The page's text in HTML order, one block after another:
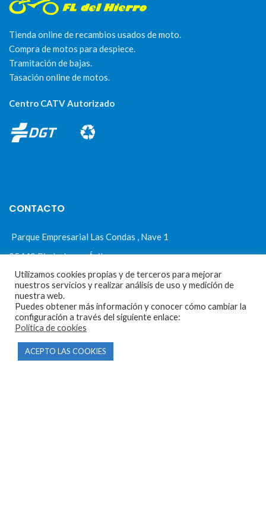
Tienda online de recambios usados de moto.
Compra de motos para despiece.
Tramitación de bajas.
Tasación online de motos.
Centro CATV Autorizado
CONTACTO
Parque Empresarial Las Condas , Nave 1
05440 Piedralaves-Ávila
603 57 44 50
info@motorecambiosfldelhierro.com
Síguenos en Facebook
Síguenos en Instagram
Utilizamos cookies propias y de terceros para mejorar
nuestros servicios y realizar análisis de uso y medición de
nuestra web.
Puedes obtener más información y conocer cómo cambiar la
configuración a través del siguiente enlace:
Política de cookies
ACEPTO LAS COOKIES